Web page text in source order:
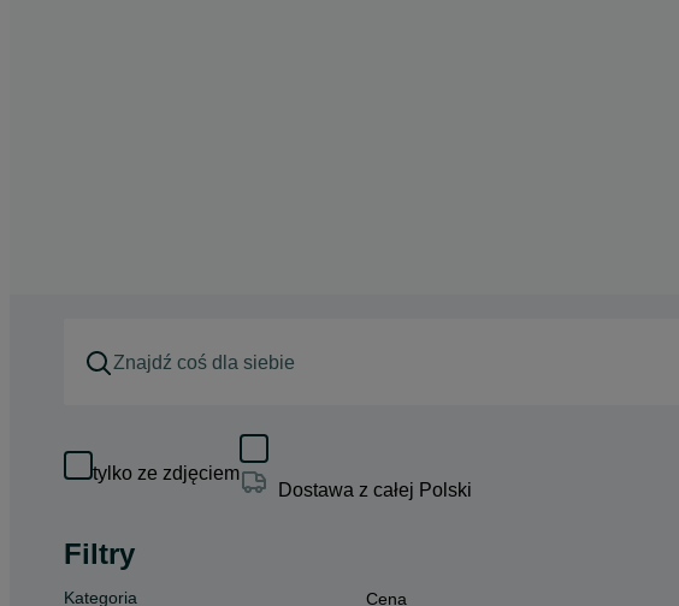
tylko ze zdjęciem
Dostawa z całej Polski
Filtry
Kategoria Cena